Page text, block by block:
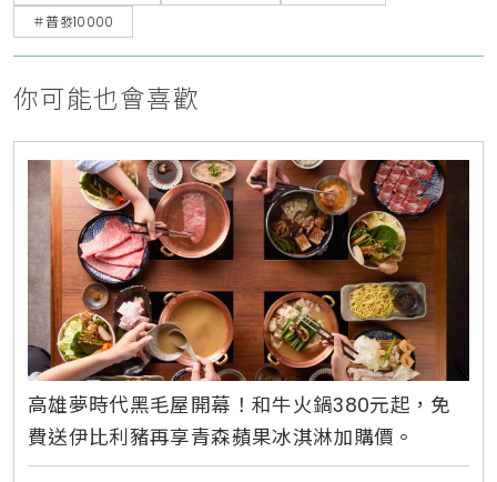
＃普發10000
你可能也會喜歡
高雄夢時代黑毛屋開幕！和牛火鍋380元起，免
費送伊比利豬再享青森蘋果冰淇淋加購價。